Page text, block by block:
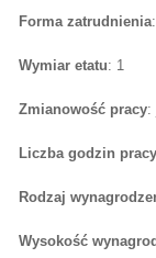
Forma zatrudnienia
Wymiar etatu: 1
Zmianowość pracy:
Liczba godzin
Rodzaj
Wysokość